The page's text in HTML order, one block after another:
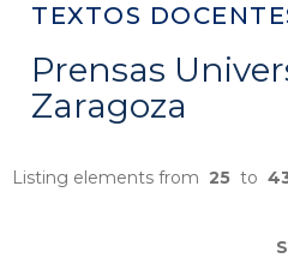
TEXTOS
Prensas
Zaragoza
Listing elements from 25 to